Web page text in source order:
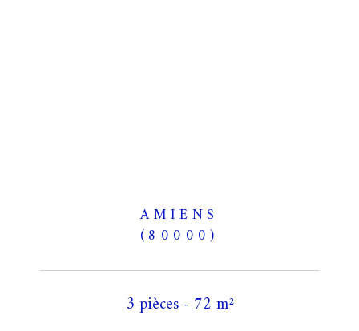
AMIENS
(80000)
3 pièces - 72 m²